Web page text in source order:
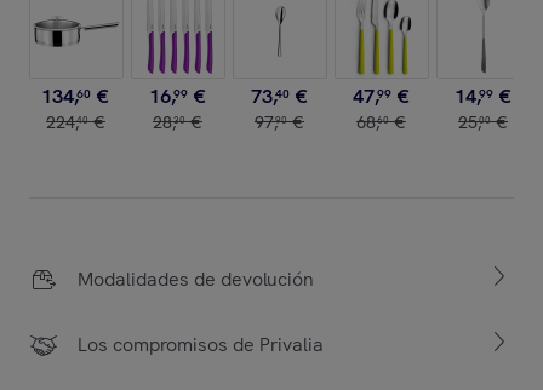
134,60 €
224,40 €
16,99 €
28,30 €
73,40 €
97,90 €
47,99 €
68,60 €
14,99 €
25,00 €
Modalidades de devolución
Los compromisos de Privalia